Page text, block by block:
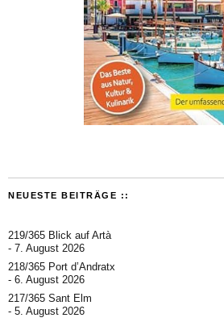
NEUESTE BEITRÄGE ::
219/365 Blick auf Artà
7. August 2026
218/365 Port d’Andratx
6. August 2026
217/365 Sant Elm
5. August 2026